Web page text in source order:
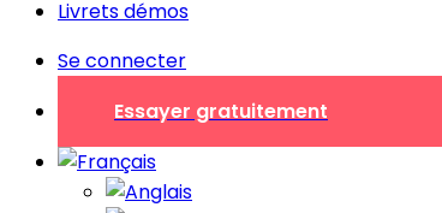
Livrets démos
Se connecter
Essayer gratuitement